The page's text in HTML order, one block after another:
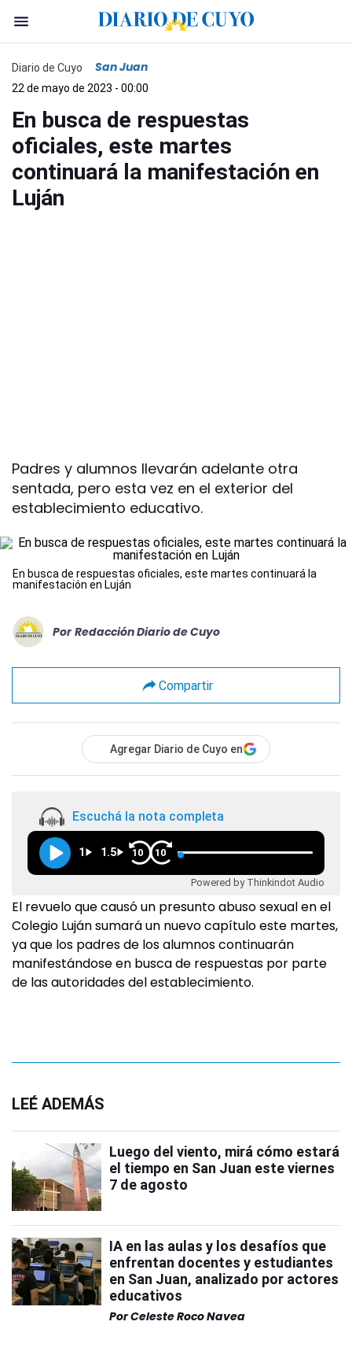
Diario de Cuyo San Juan
22 de mayo de 2023 - 00:00
En busca de respuestas
oficiales, este martes
continuará la manifestación en
Luján
Padres y alumnos llevarán adelante otra
sentada, pero esta vez en el exterior del
establecimiento educativo.
En busca de respuestas oficiales, este martes continuará la
manifestación en Luján
Por Redacción Diario de Cuyo
Compartir
Agregar Diario de Cuyo en
Escuchá la nota completa
1 1.5 10 10
Powered by Thinkindot Audio
El revuelo que causó un presunto abuso sexual en el
Colegio Luján sumará un nuevo capítulo este martes,
ya que los padres de los alumnos continuarán
manifestándose en busca de respuestas por parte
de las autoridades del establecimiento.
LEÉ ADEMÁS
Luego del viento, mirá cómo estará
el tiempo en San Juan este viernes
7 de agosto
IA en las aulas y los desafíos que
enfrentan docentes y estudiantes
en San Juan, analizado por actores
educativos
PorCeleste Roco Navea